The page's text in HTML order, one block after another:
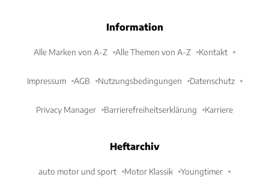
Information
Alle Marken von A-Z Alle Themen von A-Z Kontakt
Impressum AGB Nutzungsbedingungen Datenschutz
Privacy Manager Barrierefreiheitserklärung Karriere
Heftarchiv
auto motor und sport Motor Klassik Youngtimer